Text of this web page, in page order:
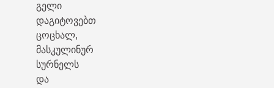
გელი
დაგიტოვებთ
ცოცხალ,
მასკულინურ
სურნელს
და